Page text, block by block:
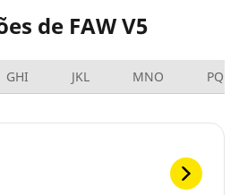
de FAW V5
GHI JKL MNO PQRS